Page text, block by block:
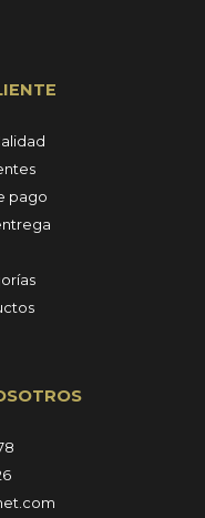
pago